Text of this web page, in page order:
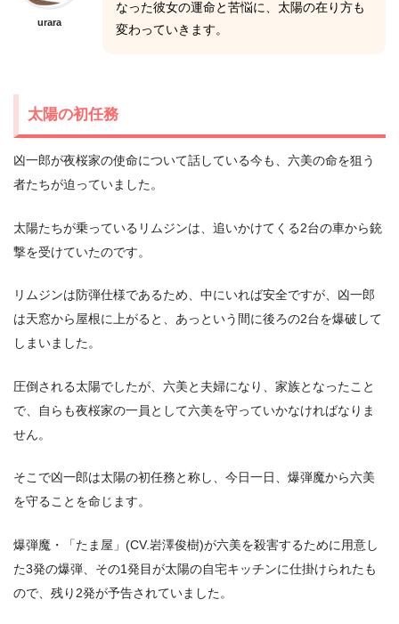
urara
なった彼女の運命と苦悩に、太陽の在り方も
変わっていきます。
太陽の初任務
凶一郎が夜桜家の使命について話している今も、六美の命を狙う
者たちが迫っていました。
太陽たちが乗っているリムジンは、追いかけてくる2台の車から銃
撃を受けていたのです。
リムジンは防弾仕様であるため、中にいれば安全ですが、凶一郎
は天窓から屋根に上がると、あっという間に後ろの2台を爆破して
しまいました。
圧倒される太陽でしたが、六美と夫婦になり、家族となったこと
で、自らも夜桜家の一員として六美を守っていかなければなりま
せん。
そこで凶一郎は太陽の初任務と称し、今日一日、爆弾魔から六美
を守ることを命じます。
爆弾魔・「たま屋」(CV.岩澤俊樹)が六美を殺害するために用意し
た3発の爆弾、その1発目が太陽の自宅キッチンに仕掛けられたも
ので、残り2発が予告されていました。